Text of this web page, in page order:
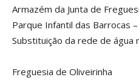
Armazém da Junta de
Parque Infantil das Barrocas
Substituição da rede de água
Freguesia de Oliveirinha